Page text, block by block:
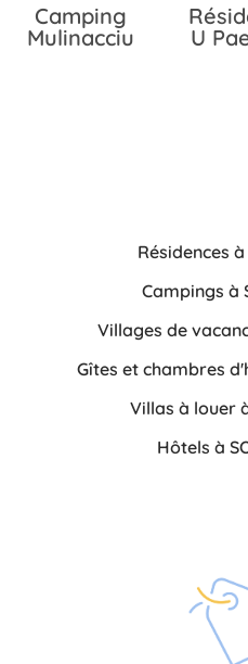
Camping
Mulinacciu
U
Résidences à
Campings à
Villages de
Gîtes et chambres
Villas à louer
Hôtels à